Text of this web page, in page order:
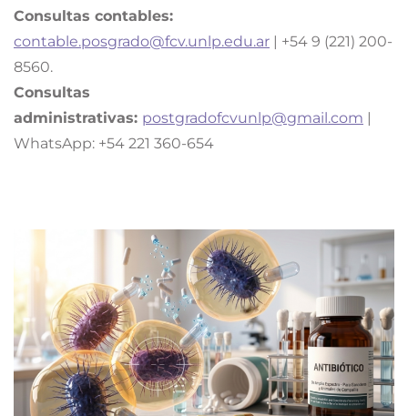
Consultas contables:
contable.posgrado@fcv.unlp.edu.ar | +54 9 (221) 200-
8560.
Consultas
administrativas: postgradofcvunlp@gmail.com |
WhatsApp: +54 221 360-654